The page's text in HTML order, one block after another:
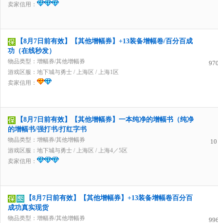
卖家信用：
【8月7日前有效】【其他增幅券】+13装备增幅卷/百分百成
功（在线秒发）
物品类型：增幅券/其他增幅券
游戏区服： 地下城与勇士 / 上海区 / 上海1区
卖家信用：
【8月7日前有效】【其他增幅券】一本纯净的增幅书（纯净
的增幅书/强打书/打红字书
物品类型：增幅券/其他增幅券
游戏区服： 地下城与勇士 / 上海区 / 上海4／5区
卖家信用：
10
【8月7日前有效】【其他增幅券】+13装备增幅卷百分百
成功真实现货
物品类型：增幅券/其他增幅券